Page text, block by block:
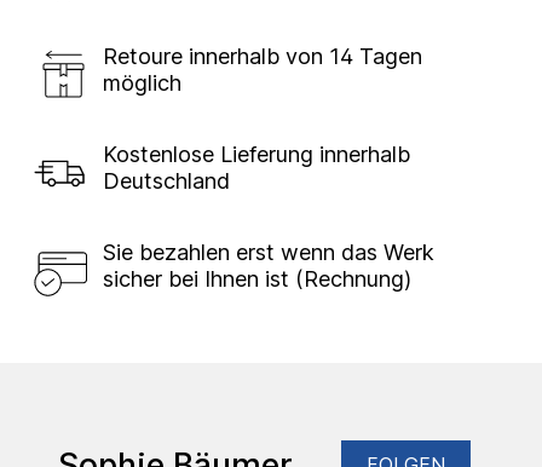
Retoure innerhalb von 14 Tagen
möglich
Kostenlose Lieferung innerhalb
Deutschland
Sie bezahlen erst wenn das Werk
sicher bei Ihnen ist (Rechnung)